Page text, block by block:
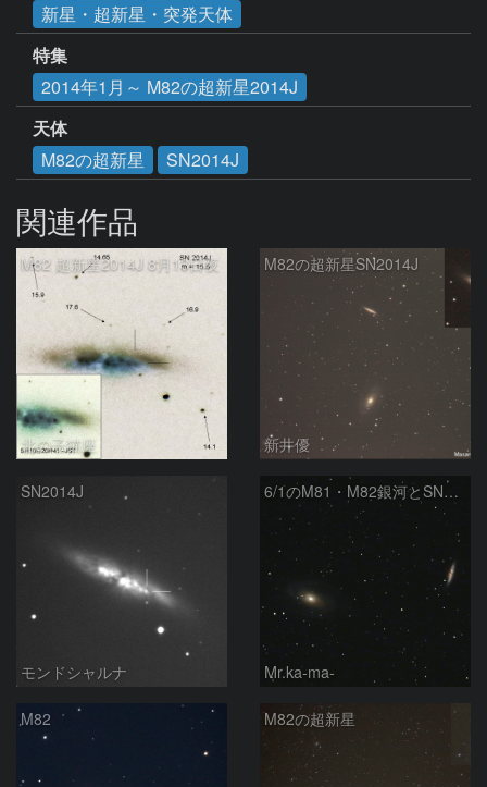
新星・超新星・突発天体
特集
2014年1月～ M82の超新星2014J
天体
M82の超新星
SN2014J
関連作品
M82 超新星2014J 8月13日夜
北の子猫座
M82の超新星SN2014J
新井優
SN2014J
モンドシャルナ
6/1のM81・M82銀河とSN2014J
Mr.ka-ma-
M82 M82の超新星